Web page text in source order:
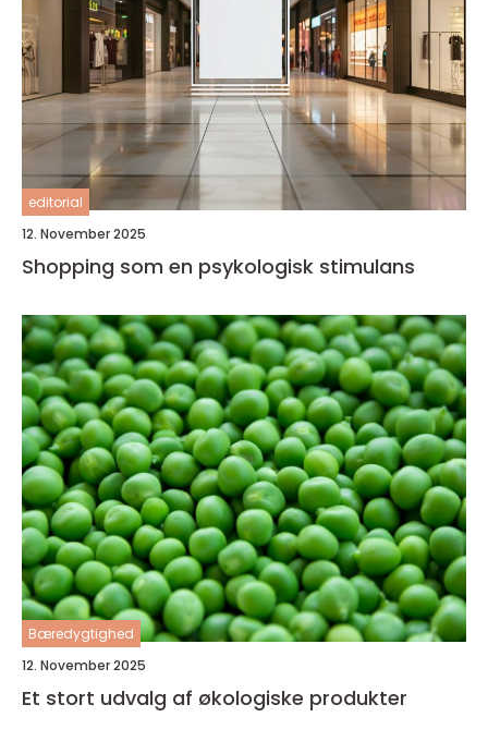
editorial
12. November 2025
Shopping som en psykologisk stimulans
Bæredygtighed
12. November 2025
Et stort udvalg af økologiske produkter